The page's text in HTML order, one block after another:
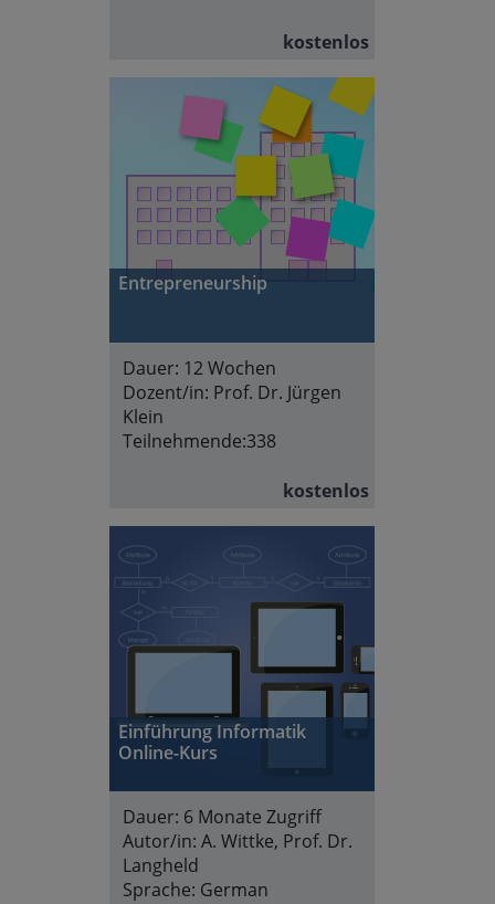
kostenlos
Entrepreneurship
Dauer: 12 Wochen
Dozent/in: Prof. Dr. Jürgen
Klein
Teilnehmende:338
kostenlos
Einführung Informatik
Online-Kurs
Dauer: 6 Monate Zugriff
Autor/in: A. Wittke, Prof. Dr.
Langheld
Sprache: German